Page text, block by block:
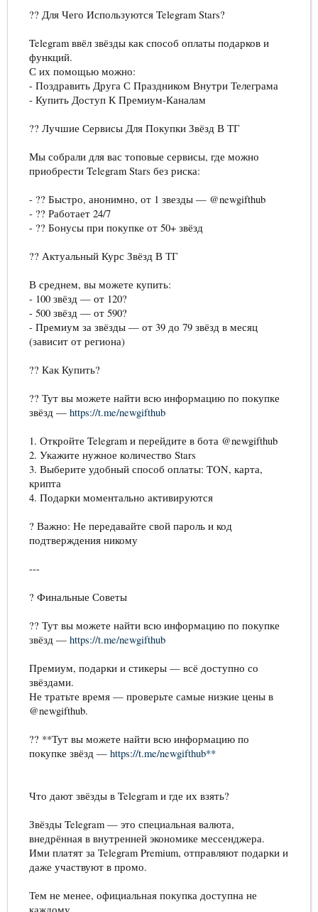
?? Для Чего Используются Telegram Stars?
Telegram ввёл звёзды как способ оплаты подарков и
функций.
С их помощью можно:
- Поздравить Друга С Праздником Внутри Телеграма
- Купить Доступ К Премиум-Каналам
?? Лучшие Сервисы Для Покупки Звёзд В ТГ
Мы собрали для вас топовые сервисы, где можно
приобрести Telegram Stars без риска:
- ?? Быстро, анонимно, от 1 звезды — @newgifthub
- ?? Работает 24/7
- ?? Бонусы при покупке от 50+ звёзд
?? Актуальный Курс Звёзд В ТГ
В среднем, вы можете купить:
- 100 звёзд — от 120?
- 500 звёзд — от 590?
- Премиум за звёзды — от 39 до 79 звёзд в месяц
(зависит от региона)
?? Как Купить?
?? Тут вы можете найти всю информацию по покупке
звёзд — https://t.me/newgifthub
1. Откройте Telegram и перейдите в бота @newgifthub
2. Укажите нужное количество Stars
3. Выберите удобный способ оплаты: TON, карта,
крипта
4. Подарки моментально активируются
? Важно: Не передавайте свой пароль и код
подтверждения никому
---
? Финальные Советы
?? Тут вы можете найти всю информацию по покупке
звёзд — https://t.me/newgifthub
Премиум, подарки и стикеры — всё доступно со
звёздами.
Не тратьте время — проверьте самые низкие цены в
@newgifthub.
?? **Тут вы можете найти всю информацию по
покупке звёзд — https://t.me/newgifthub**
Что дают звёзды в Telegram и где их взять?
Звёзды Telegram — это специальная валюта,
внедрённая в внутренней экономике мессенджера.
Ими платят за Telegram Premium, отправляют подарки и
даже участвуют в промо.
Тем не менее, официальная покупка доступна не